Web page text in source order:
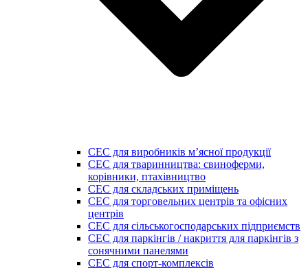
СЕС для виробників мʼясної продукції
СЕС для тваринництва: свиноферми,
корівники, птахівництво
СЕС для складських приміщень
СЕС для торговельних центрів та офісних
центрів
СЕС для сільськогосподарських підприємств
СЕС для паркінгів / накриття для паркінгів з
сонячними панелями
СЕС для спорт-комплексів